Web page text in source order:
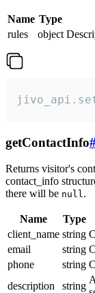
Name Type
rules
object
getContactInfo
Returns visitor's
contact_info
there will be null.
Name Type
client_name string
email
string
phone
string
description
string